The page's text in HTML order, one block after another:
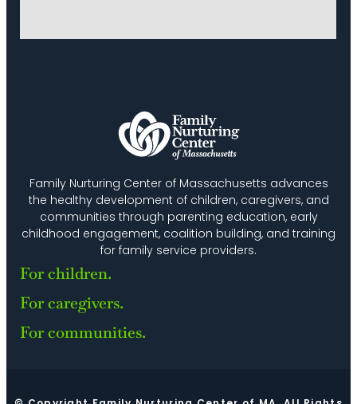
Family Nurturing Center of Massachusetts advances
the healthy development of children, caregivers, and
communities through parenting education, early
childhood engagement, coalition building, and training
for family service providers.
For children.
For caregivers.
For communities.